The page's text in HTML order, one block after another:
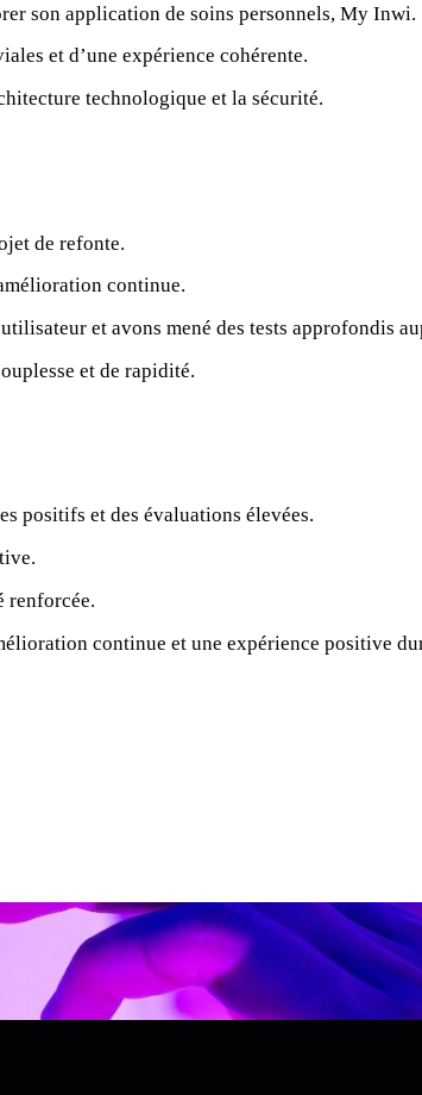
son application de soins personnels, My Inwi.
et d’une expérience cohérente.
technologique et la sécurité.
de refonte.
continue.
et avons mené des tests approfondis
et de rapidité.
positifs et des évaluations élevées.
renforcée.
continue et une expérience positive